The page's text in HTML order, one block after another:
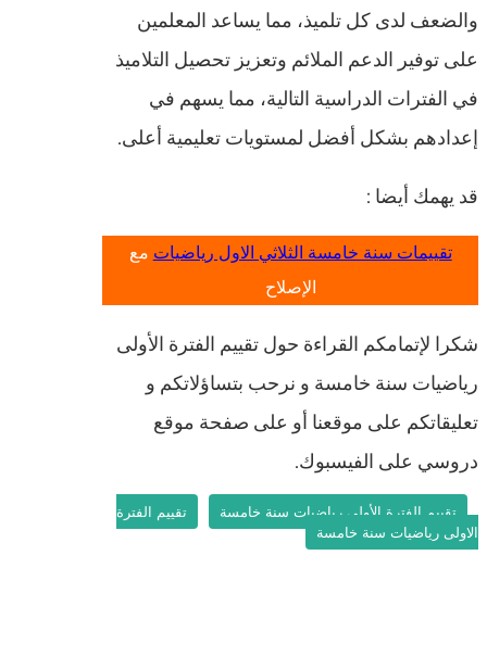
والضعف لدى كل تلميذ، مما يساعد المعلمين
على توفير الدعم الملائم وتعزيز تحصيل التلاميذ
في الفترات الدراسية التالية، مما يسهم في
إعدادهم بشكل أفضل لمستويات تعليمية أعلى.
قد يهمك أيضا :
تقييمات سنة خامسة الثلاثي الاول رياضياتمع
الإصلاح
شكرا لإتمامكم القراءة حول تقييم الفترة الأولى
رياضيات سنة خامسة و نرحب بتساؤلاتكم و
تعليقاتكم على موقعنا أو على صفحة موقع
دروسي على الفيسبوك.
تقييم الفترة الأولى رياضيات سنة خامسة
تقييم الفترة
الاولى رياضيات سنة خامسة